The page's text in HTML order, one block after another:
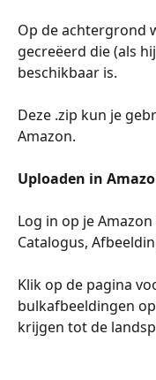
Op de achtergrond
gecreëerd die (als
beschikbaar is.
Deze .zip kun je
Amazon.
Uploaden in
Log in op je
Catalogus,
Klik op de pagina
bulkafbeeldingen
krijgen tot de